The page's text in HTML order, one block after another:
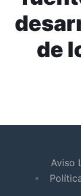
de
Aviso